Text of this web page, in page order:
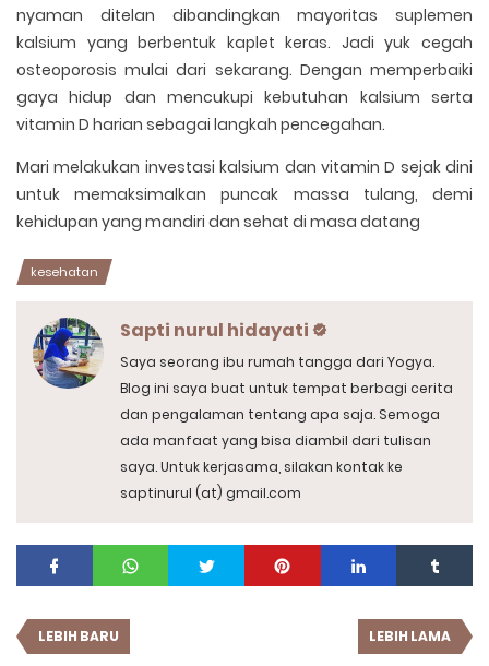
nyaman ditelan dibandingkan mayoritas suplemen
kalsium yang berbentuk kaplet keras. Jadi yuk cegah
osteoporosis mulai dari sekarang. Dengan memperbaiki
gaya hidup dan mencukupi kebutuhan kalsium serta
vitamin D harian sebagai langkah pencegahan.
Mari melakukan investasi kalsium dan vitamin D sejak dini
untuk memaksimalkan puncak massa tulang, demi
kehidupan yang mandiri dan sehat di masa datang
kesehatan
Sapti nurul hidayati
Saya seorang ibu rumah tangga dari Yogya.
Blog ini saya buat untuk tempat berbagi cerita
dan pengalaman tentang apa saja. Semoga
ada manfaat yang bisa diambil dari tulisan
saya. Untuk kerjasama, silakan kontak ke
saptinurul (at) gmail.com
LEBIH BARU LEBIH LAMA